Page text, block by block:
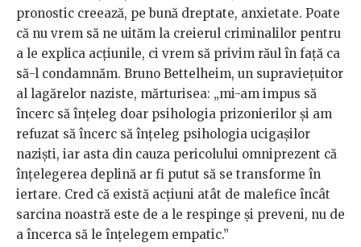
pronostic creează, pe bună dreptate, anxietate. Poate
că nu vrem să ne uităm la creierul criminalilor pentru
a le explica acțiunile, ci vrem să privim răul în față ca
să-l condamnăm. Bruno Bettelheim, un supraviețuitor
al lagărelor naziste, mărturisea: „mi-am impus să
încerc să înțeleg doar psihologia prizonierilor și am
refuzat să încerc să înțeleg psihologia ucigașilor
naziști, iar asta din cauza pericolului omniprezent că
înțelegerea deplină ar fi putut să se transforme în
iertare. Cred că există acțiuni atât de malefice încât
sarcina noastră este de a le respinge și preveni, nu de
a încerca să le înțelegem empatic.”